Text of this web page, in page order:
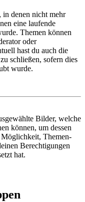
in denen nicht mehr
eine laufende
Themen können
oder
hast du auch die
schließen, sofern dies
wurde.
Bilder, welche
können, um dessen
Themen-
Berechtigungen
hat.